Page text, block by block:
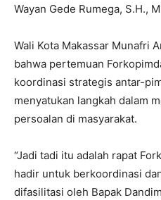
Wayan Gede Rumega, S.H.,
Wali Kota Makassar Munafri
bahwa pertemuan
koordinasi strategis antar-
menyatukan langkah dalam
persoalan di masyarakat.
“Jadi tadi itu adalah rapat
hadir untuk berkoordinasi
difasilitasi oleh Bapak